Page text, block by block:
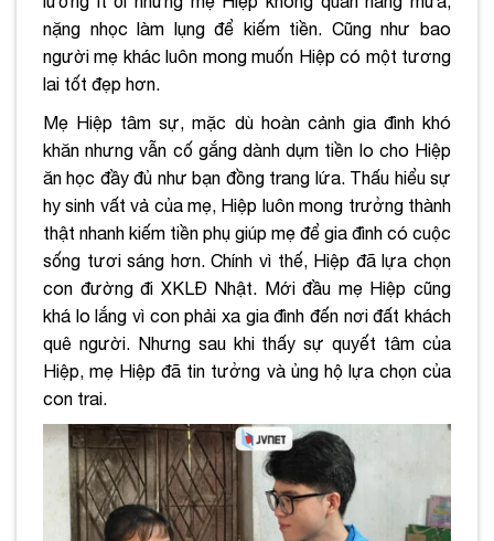
nặng nhọc làm lụng để kiếm tiền. Cũng như bao
người mẹ khác luôn mong muốn Hiệp có một tương
lai tốt đẹp hơn.
Mẹ Hiệp tâm sự, mặc dù hoàn cảnh gia đình khó
khăn nhưng vẫn cố gắng dành dụm tiền lo cho Hiệp
ăn học đầy đủ như bạn đồng trang lứa. Thấu hiểu sự
hy sinh vất vả của mẹ, Hiệp luôn mong trưởng thành
thật nhanh kiếm tiền phụ giúp mẹ để gia đình có cuộc
sống tươi sáng hơn. Chính vì thế, Hiệp đã lựa chọn
con đường đi XKLĐ Nhật. Mới đầu mẹ Hiệp cũng
khá lo lắng vì con phải xa gia đình đến nơi đất khách
quê người. Nhưng sau khi thấy sự quyết tâm của
Hiệp, mẹ Hiệp đã tin tưởng và ủng hộ lựa chọn của
con trai.